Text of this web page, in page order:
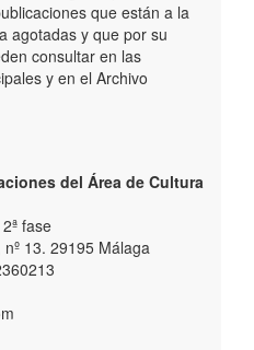
que están a la
agotadas y que por su
consultar en las
y en el Archivo
del Área de Cultura
fase
13. 29195 Málaga